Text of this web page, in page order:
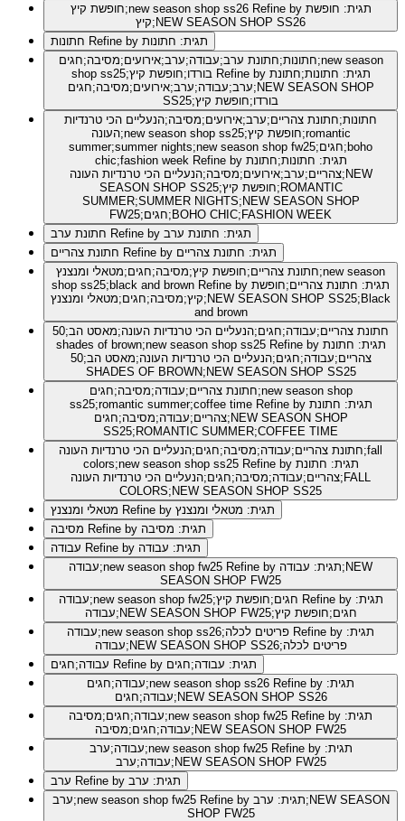
חופשת קיץ;new season shop ss26 Refine by תגית: חופשת
קיץ;NEW SEASON SHOP SS26
Refine by תגית: חתונות
חתונות;חתונת ערב;עבודה;ערב;אירועים;מסיבה;חגים;new season
Refine by תגית: חתונות;חתונת
ערב;עבודה;ערב;אירועים;מסיבה;חגים;NEW SEASON SHOP
SS25;בורדו;חופשת קיץ
חתונות;חתונת צהריים;ערב;אירועים;מסיבה;הנעליים הכי טרנדיות
העונה;new season shop ss25;חופשת קיץ;romantic
summer;summer nights;new season shop fw25;חגים;boho
chic;fashion week Refine by תגית: חתונות;חתונת
צהריים;ערב;אירועים;מסיבה;הנעליים הכי טרנדיות העונה;NEW
SEASON SHOP SS25;חופשת קיץ;ROMANTIC
SUMMER;SUMMER NIGHTS;NEW SEASON SHOP
FW25;חגים;BOHO CHIC;FASHION WEEK
Refine by תגית: חתונת ערב
Refine by תגית: חתונת צהריים
חתונת צהריים;חופשת קיץ;מסיבה;חגים;מטאלי ומנצנץ;new season
shop ss25;black and brown Refine by תגית: חתונת צהריים;חופשת
קיץ;מסיבה;חגים;מטאלי ומנצנץ;NEW SEASON SHOP SS25;Black
and brown
חתונת צהריים;עבודה;חגים;הנעליים הכי טרנדיות העונה;מאסט הב;50
shades of brown;new season shop ss25 Refine by תגית: חתונת
צהריים;עבודה;חגים;הנעליים הכי טרנדיות העונה;מאסט הב;50
SHADES OF BROWN;NEW SEASON SHOP SS25
חתונת צהריים;עבודה;מסיבה;חגים;new season shop
ss25;romantic summer;coffee time Refine by תגית: חתונת
צהריים;עבודה;מסיבה;חגים;NEW SEASON SHOP
SS25;ROMANTIC SUMMER;COFFEE TIME
חתונת צהריים;עבודה;מסיבה;חגים;הנעליים הכי טרנדיות העונה;fall
colors;new season shop ss25 Refine by תגית: חתונת
צהריים;עבודה;מסיבה;חגים;הנעליים הכי טרנדיות העונה;FALL
COLORS;NEW SEASON SHOP SS25
Refine by תגית: מטאלי ומנצנץ
Refine by תגית: מסיבה
Refine by תגית: עבודה
עבודה;new season shop fw25 Refine by תגית: עבודה;NEW
SEASON SHOP FW25
Refine by תגית:
עבודה;NEW SEASON SHOP FW25;חגים;חופשת קיץ
Refine by תגית:
עבודה;NEW SEASON SHOP SS26;פריטים לכלה
Refine by תגית: עבודה;חגים
עבודה;חגים;new season shop ss26 Refine by תגית:
עבודה;חגים;NEW SEASON SHOP SS26
עבודה;חגים;מסיבה;new season shop fw25 Refine by תגית:
עבודה;חגים;מסיבה;NEW SEASON SHOP FW25
עבודה;ערב;new season shop fw25 Refine by תגית:
עבודה;ערב;NEW SEASON SHOP FW25
Refine by תגית: ערב
ערב;new season shop fw25 Refine by תגית: ערב;NEW SEASON
SHOP FW25